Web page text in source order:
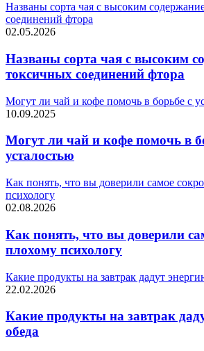
Названы сорта чая с высоким
соединений фтора
02.05.2026
Названы сорта чая с высоким
токсичных соединений фтора
Могут ли чай и кофе помочь в борьбе с
10.09.2025
Могут ли чай и кофе помочь в
усталостью
Как понять, что вы доверили самое
психологу
02.08.2026
Как понять, что вы доверили
плохому психологу
Какие продукты на завтрак дадут
22.02.2026
Какие продукты на завтрак
обеда